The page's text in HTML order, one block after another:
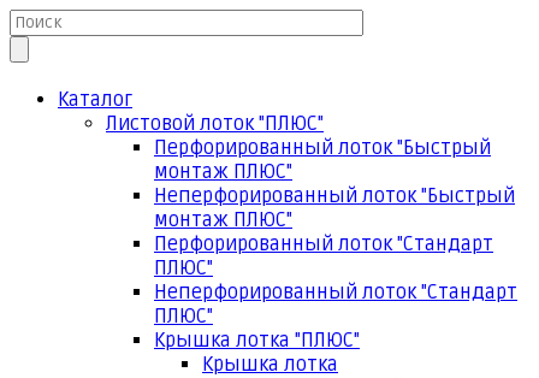
Каталог
Листовой лоток "ПЛЮС"
Перфорированный лоток "Быстрый
монтаж ПЛЮС"
Неперфорированный лоток "Быстрый
монтаж ПЛЮС"
Перфорированный лоток "Стандарт
ПЛЮС"
Неперфорированный лоток "Стандарт
ПЛЮС"
Крышка лотка "ПЛЮС"
Крышка лотка